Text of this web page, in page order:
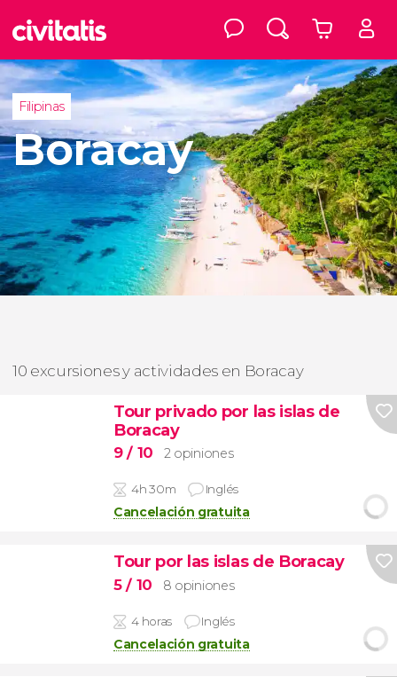
Filipinas
Boracay
10 excursiones y actividades en Boracay
Tour privado por las islas de
Boracay
9/ 10 2 opiniones
4h 30m Inglés
Cancelación gratuita
Tour por las islas de Boracay
5/ 10 8 opiniones
4 horas Inglés
Cancelación gratuita